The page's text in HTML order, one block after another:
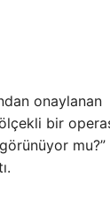
onaylanan
bir
mu?”